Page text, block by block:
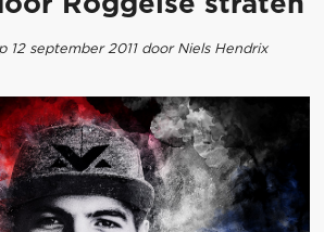
12 september 2011 door Niels Hendrix